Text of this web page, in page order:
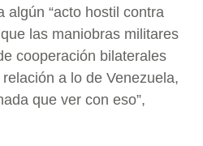
algún “acto hostil contra
las maniobras militares
cooperación bilaterales
a lo de Venezuela,
que ver con eso”,